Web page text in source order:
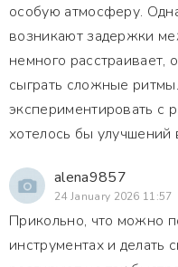
особую атмосферу.
возникают задержки
немного расстраивает,
сыграть сложные
экспериментировать с
хотелось бы улучшений
alena9857
24 January 2026 11:57
Прикольно, что можно
инструментах и делать